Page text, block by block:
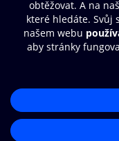
© O2 Czech Republic a.s.
Zásady zpracování